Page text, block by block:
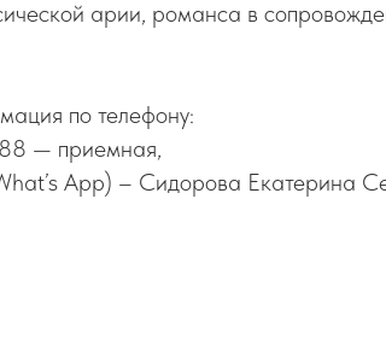
арии, романса в
по телефону:
— приемная,
App) – Сидорова Екатерина